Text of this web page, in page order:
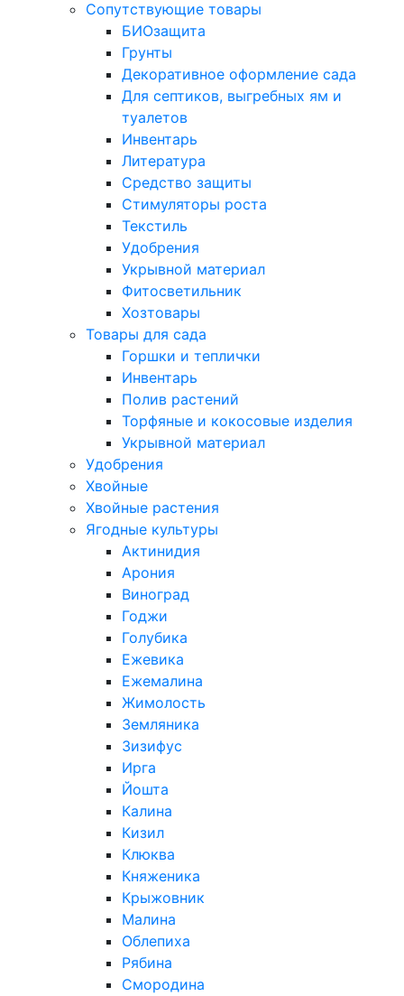
Сопутствующие товары
БИОзащита
Грунты
Декоративное оформление сада
Для септиков, выгребных ям и
туалетов
Инвентарь
Литература
Средство защиты
Стимуляторы роста
Текстиль
Удобрения
Укрывной материал
Фитосветильник
Хозтовары
Товары для сада
Горшки и теплички
Инвентарь
Полив растений
Торфяные и кокосовые изделия
Укрывной материал
Удобрения
Хвойные
Хвойные растения
Ягодные культуры
Актинидия
Арония
Виноград
Годжи
Голубика
Ежевика
Ежемалина
Жимолость
Земляника
Зизифус
Ирга
Йошта
Калина
Кизил
Клюква
Княженика
Крыжовник
Малина
Облепиха
Рябина
Смородина